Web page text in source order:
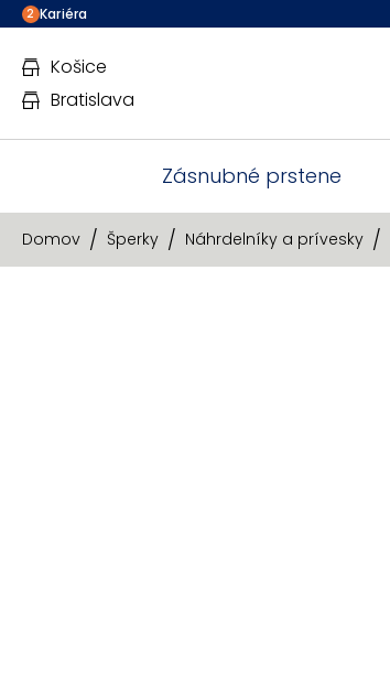
2 Kariéra
Košice
Bratislava
Zásnubné prstene
Domov Šperky Náhrdelníky a prívesky